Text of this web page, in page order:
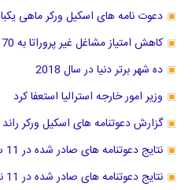
دعوت نامه های اسکیل ورکر ماهی
کاهش امتیاز مشاغل غیر پروراتا به 70 امتیاز و افزایش تعداد دعوتنامه
ده شهر برتر دنیا در سال 2018
وزیر امور خارجه استرالیا استعفا کرد
گزارش دعوتنامه های اسکیل ورکر راند 11 آگوست 2018
نتایج دعوتنامه های صادر شده در 11 سپتامبر 2018
نتایج دعوتنامه های صادر شده در 11 نوامبر 2018